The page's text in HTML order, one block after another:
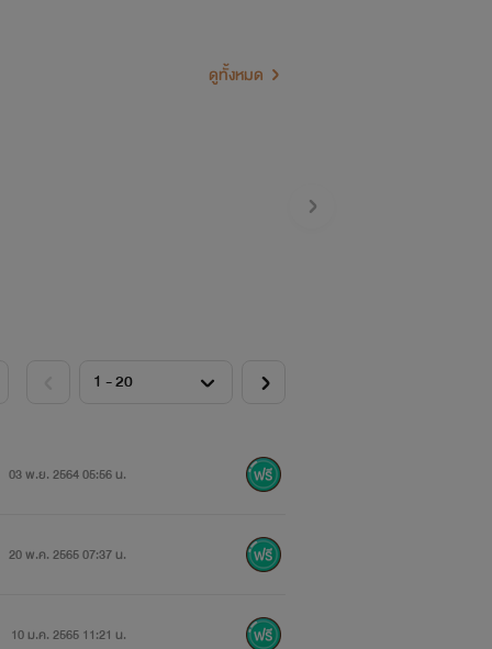
ดูทั้งหมด
03 พ.ย. 2564 05:56 น.
20 พ.ค. 2565 07:37 น.
10 ม.ค. 2565 11:21 น.